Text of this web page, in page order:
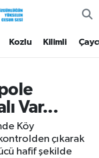
Kozlu Kilimli
Var...
Köy
çıkarak
hafif şekilde
Haritası